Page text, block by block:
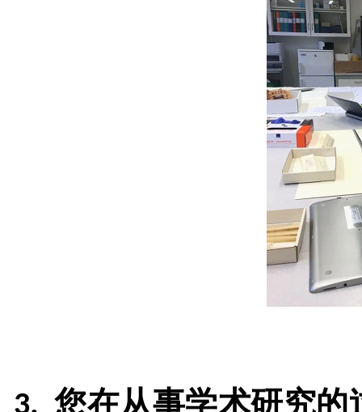
您在从事学术研究